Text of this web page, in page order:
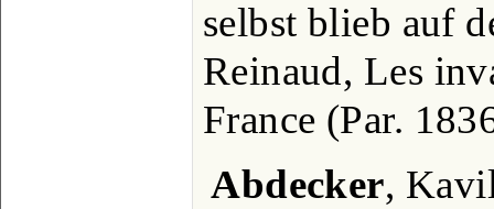
selbst blieb auf
Reinaud, Les
France (Par.
Abdecker,